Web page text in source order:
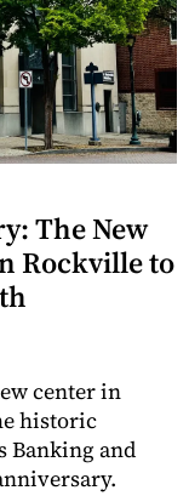
The New
Rockville to
center in
historic
Banking and